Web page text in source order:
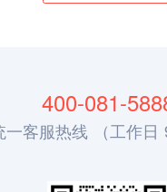
400-081-
一客服热线 （工作日